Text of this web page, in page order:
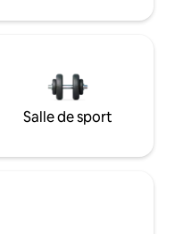
Salle de sport